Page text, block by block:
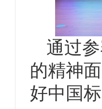
通过
的精神
好中国